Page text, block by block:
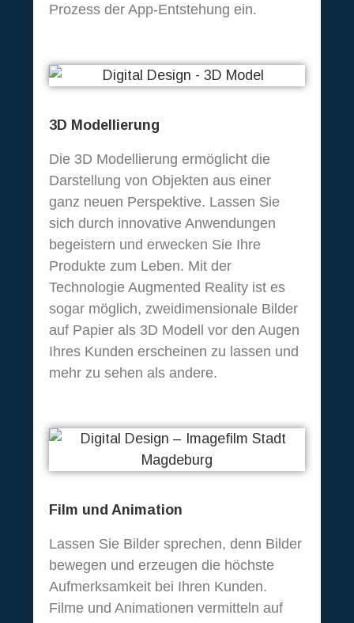
Prozess der App-Entstehung ein.
3D Modellierung
Die 3D Modellierung ermöglicht die
Darstellung von Objekten aus einer
ganz neuen Perspektive. Lassen Sie
sich durch innovative Anwendungen
begeistern und erwecken Sie Ihre
Produkte zum Leben. Mit der
Technologie Augmented Reality ist es
sogar möglich, zweidimensionale Bilder
auf Papier als 3D Modell vor den Augen
Ihres Kunden erscheinen zu lassen und
mehr zu sehen als andere.
Film und Animation
Lassen Sie Bilder sprechen, denn Bilder
bewegen und erzeugen die höchste
Aufmerksamkeit bei Ihren Kunden.
Filme und Animationen vermitteln auf